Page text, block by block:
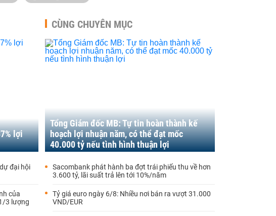
lợi
đại hội
của
3 lượng
CÙNG CHUYÊN MỤC
Tổng Giám đốc MB: Tự tin hoàn thành kế
hoạch lợi nhuận năm, có thể đạt mốc
40.000 tỷ nếu tình hình thuận lợi
Sacombank phát hành ba đợt trái phiếu thu về hơn
3.600 tỷ, lãi suất trả lên tới 10%/năm
Tỷ giá euro ngày 6/8: Nhiều nơi bán ra vượt 31.000
VND/EUR